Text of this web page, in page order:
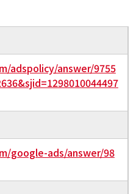
adspolicy/answer/9755
google-ads/answer/98